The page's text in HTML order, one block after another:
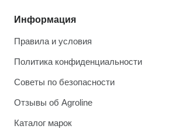
Информация
Правила и условия
Политика конфиденциальности
Советы по безопасности
Отзывы об Agroline
Каталог марок